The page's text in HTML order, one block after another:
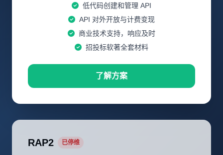
低代码创建和管理 API
API 对外开放与计费变现
商业技术支持，响应及时
招投标软著全套材料
了解方案
RAP2 已停维